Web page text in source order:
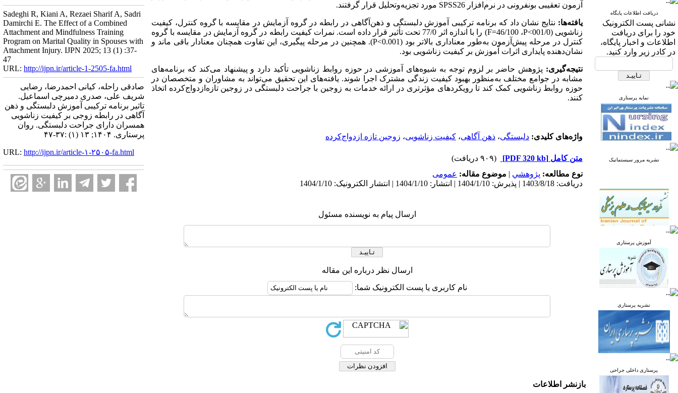
دریافت اطلاعات پایگاه
نشانی پست الکترونیک
خود را برای دریافت
اطلاعات و اخبار پایگاه،
در کادر زیر وارد کنید.
نمایه پرستاری
نشریه مرور سیستماتیک
آموزش پرستاری
نشریه پرستاری
پرستاری داخلی جراحی
آزمون تعقیبی بونفرونی در نرم‌افزار SPSS26 مورد تجزیه‌وتحلیل قرار گرفتند.
یافته‌ها: نتایج نشان داد که برنامه ترکیبی آموزش دلبستگی و ذهن‌آگاهی در رابطه در گروه آزمایش در مقایسه با گروه کنترل، کیفیت
زناشویی (001/0>
P، 46/100= F) را با اندازه اثر 77/0 تحت تأثیر قرار داده است.
نمرات کیفیت رابطه در گروه آزمایش در مقایسه با گروه
کنترل در مرحله پیش‌آزمون به‌طور معناداری بالاتر بود (P<0.001). همچنین در مرحله پیگیری، این تفاوت همچنان معنادار باقی ماند و
نشان‌دهنده پایداری اثرات آموزش بر کیفیت زناشویی بود.
نتیجه‌گیری: پژوهش حاضر بر لزوم توجه به شیوه‌های آموزشی در حوزه روابط زناشویی تأکید دارد و پیشنهاد می‌کند که برنامه‌های
مشابه در جوامع مختلف به‌منظور بهبود کیفیت زندگی مشترک اجرا شوند. یافته‌های این تحقیق می‌تواند به مشاوران و متخصصان در
حوزه روابط زناشویی کمک کند تا رویکردهای مؤثرتری در ارائه خدمات به زوجین با جراحت دلبستگی در زوجین تازه‌ازدواج‌کرده اتخاذ
کنند.
واژه‌های کلیدی: دلبستگی، ذهن آگاهی، کیفیت زناشویی، زوجین تازه ازدواج‌کرده
متن کامل [PDF 320 kb]
(۹۰۹ دریافت)
نوع مطالعه: پژوهشي | موضوع مقاله: عمومى
دریافت: 1403/8/18 | پذیرش: 1404/1/10 | انتشار: 1404/1/10 | انتشار الکترونیک: 1404/1/10
ارسال پیام به نویسنده مسئول
ارسال نظر درباره این مقاله
نام کاربری یا پست الکترونیک شما:
Sadeghi R, Kiani A, Rezaei Sharif A, Sadri
Damirchi E. The Effect of a Combined
Attachment and Mindfulness Training
Program on Marital Quality in Spouses with
Attachment Injury. IJPN 2025; 13 (1) :37-
47
URL: http://ijpn.ir/article-1-2505-fa.html
صادقی راحله، کیانی احمدرضا، رضایی
شریف علی، صدری دمیرچی اسماعیل.
تاثیر برنامه ترکیبی آموزش دلبستگی و ذهن
آگاهی در رابطه زوجی بر کیفیت زناشویی
همسران دارای جراحت دلبستگی. روان
پرستاری. ۱۴۰۴; ۱۳ (۱) :۳۷-۴۷
URL: http://ijpn.ir/article-۱-۲۵۰۵-fa.html
بازنشر اطلاعات